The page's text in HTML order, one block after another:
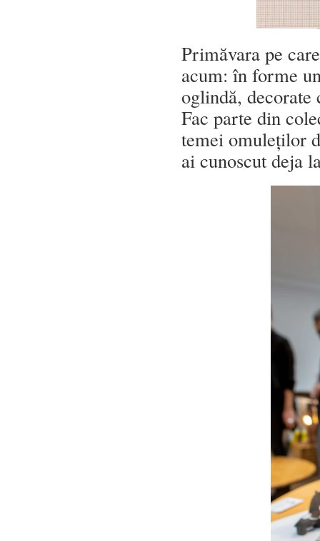
Primăvara pe
acum: în forme
oglindă,
Fac parte din
temei omuleților
ai cunoscut deja